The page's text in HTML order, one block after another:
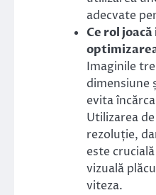
adecvate
Ce rol
Imaginile
dimensiune
evita
Utilizarea
rezoluție,
este
vizuală
viteza.